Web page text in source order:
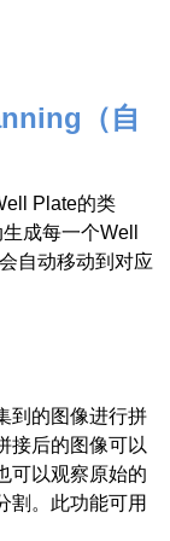
（自
Plate的类
成每一个Well
自动移动到对应
到的图像进行拼
接后的图像可以
可以观察原始的
割。此功能可用